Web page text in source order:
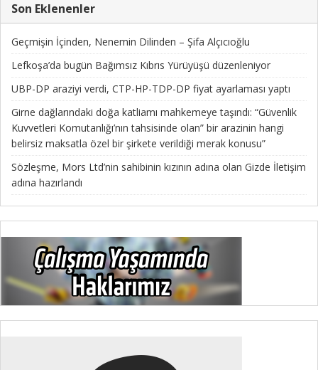
Son Eklenenler
Geçmişin İçinden, Nenemin Dilinden – Şifa Alçıcıoğlu
Lefkoşa’da bugün Bağımsız Kıbrıs Yürüyüşü düzenleniyor
UBP-DP araziyi verdi, CTP-HP-TDP-DP fiyat ayarlaması yaptı
Girne dağlarındaki doğa katliamı mahkemeye taşındı: “Güvenlik
Kuvvetleri Komutanlığı’nın tahsisinde olan” bir arazinin hangi
belirsiz maksatla özel bir şirkete verildiği merak konusu”
Sözleşme, Mors Ltd’nin sahibinin kızının adına olan Gizde İletişim
adına hazırlandı